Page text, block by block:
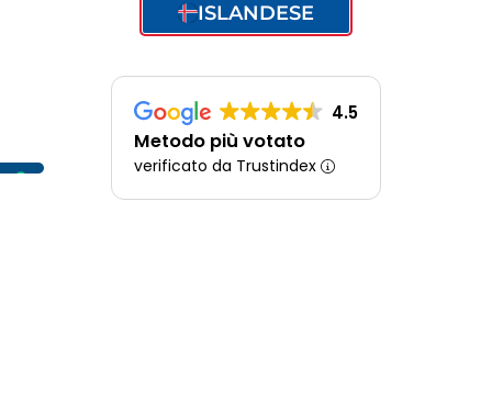
ISLANDESE
4.5
Metodo più votato
verificato da Trustindex